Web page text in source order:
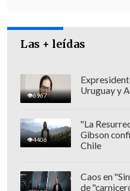
Según fuentes
lunes se celebrará
que comenzó el
cuarta entrega de
Las + leídas
6967
Uruguay y
4406
"La
Gibson
Chile
Caos en
de